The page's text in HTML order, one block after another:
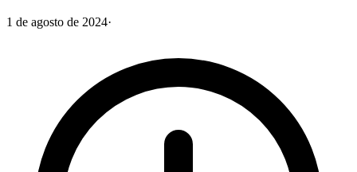
1 de agosto de 2024·